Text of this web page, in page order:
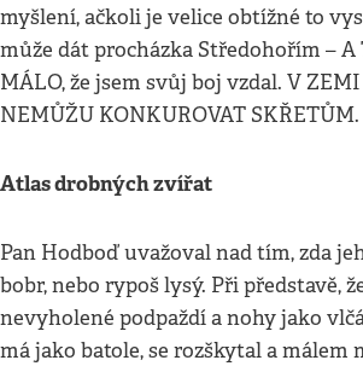
myšlení, ačkoli je velice obtížné to
může dát procházka Středohořím – A
MÁLO, že jsem svůj boj vzdal. V
NEMŮŽU KONKUROVAT SKŘETŮM.
Atlas drobných zvířat
Pan Hodboď uvažoval nad tím, zda
bobr, nebo rypoš lysý. Při představě,
nevyholené podpaždí a nohy jako
má jako batole, se rozškytal a málem